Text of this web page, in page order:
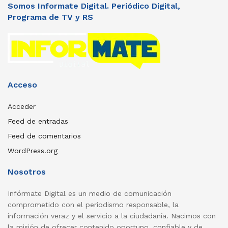
Somos Informate Digital. Periódico Digital,
Programa de TV y RS
Acceso
Acceder
Feed de entradas
Feed de comentarios
WordPress.org
Nosotros
Infórmate Digital es un medio de comunicación
comprometido con el periodismo responsable, la
información veraz y el servicio a la ciudadanía. Nacimos con